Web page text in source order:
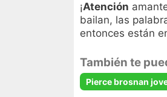
¡Atención
bailan, las
entonces están
También te
Pierce brosnan